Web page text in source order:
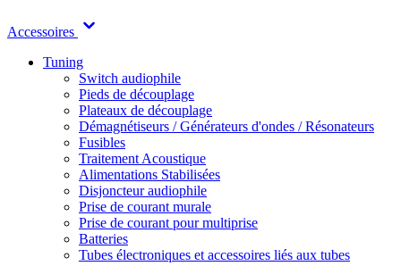
Accessoires
Tuning
Switch audiophile
Pieds de découplage
Plateaux de découplage
Démagnétiseurs / Générateurs d'ondes / Résonateurs
Fusibles
Traitement Acoustique
Alimentations Stabilisées
Disjoncteur audiophile
Prise de courant murale
Prise de courant pour multiprise
Batteries
Tubes électroniques et accessoires liés aux tubes